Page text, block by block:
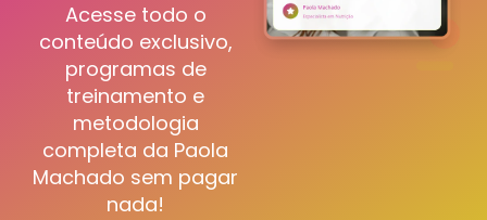
Acesse todo o
conteúdo exclusivo,
programas de
treinamento e
metodologia
completa da Paola
Machado sem pagar
nada!